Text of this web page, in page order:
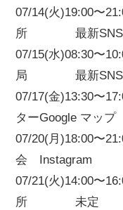
07/14(火)19:00〜
所 最新SNS
07/15(水)08:30〜
局 最新SNS
07/17(金)13:30〜
ターGoogle マップ
07/20(月)18:00〜
会 Instagram
07/21(火)14:00〜
所 未定